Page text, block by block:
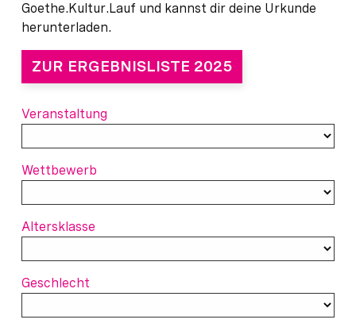
Goethe.Kultur.Lauf und kannst dir deine Urkunde
herunterladen.
ZUR ERGEBNISLISTE 2025
Veranstaltung
Wettbewerb
Altersklasse
Geschlecht